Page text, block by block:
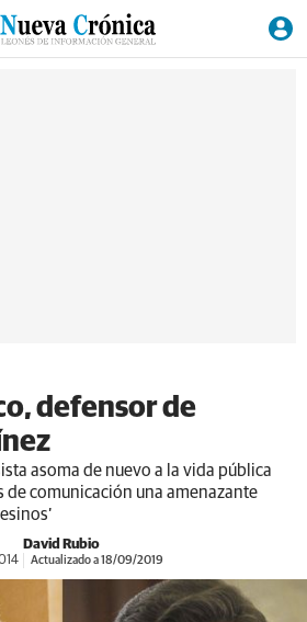
defensor de
asoma de nuevo a la vida pública
de comunicación una amenazante
David Rubio
Actualizado a 18/09/2019